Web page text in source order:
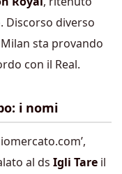
Discorso diverso
sta provando
con il Real.
i nomi
al ds Igli Tare il